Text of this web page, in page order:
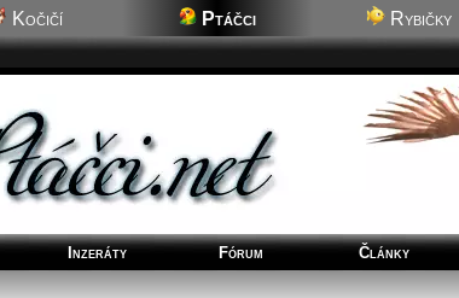
Kočičí Ptáčci Rybičky
Inzeráty Fórum Články